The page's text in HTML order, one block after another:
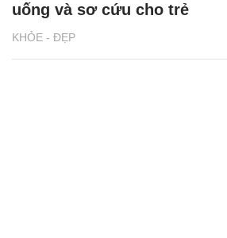
KHỎE - ĐẸP
uống và sơ cứu cho trẻ